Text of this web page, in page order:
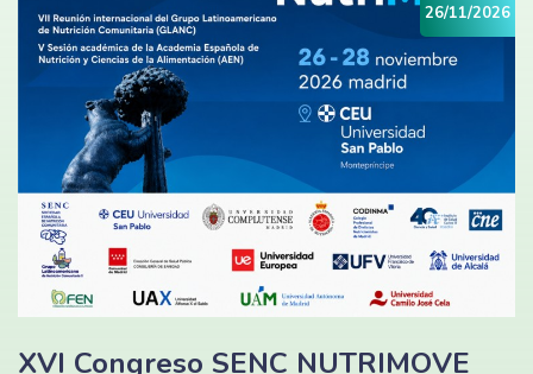
26/11/2026
XVI Congreso SENC NUTRIMOVE